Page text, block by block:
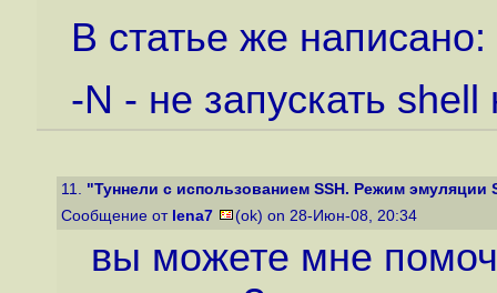
В статье же написано:
-N - не запускать
11. "Туннели с использованием SSH. Режим эмуляции
Сообщение от lena7 (ok) on 28-Июн-08, 20:34
вы можете мне